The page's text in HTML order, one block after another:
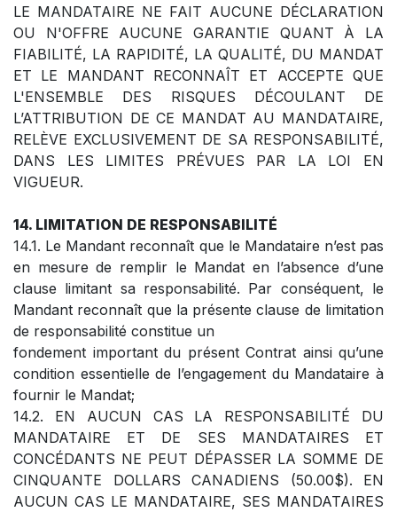
LE MANDATAIRE NE FAIT AUCUNE DÉCLARATION
OU N'OFFRE AUCUNE GARANTIE QUANT À LA
FIABILITÉ, LA RAPIDITÉ, LA QUALITÉ, DU MANDAT
ET LE MANDANT RECONNAÎT ET ACCEPTE QUE
L'ENSEMBLE DES RISQUES DÉCOULANT DE
L’ATTRIBUTION DE CE MANDAT AU MANDATAIRE,
RELÈVE EXCLUSIVEMENT DE SA RESPONSABILITÉ,
DANS LES LIMITES PRÉVUES PAR LA LOI EN
VIGUEUR.
14. LIMITATION DE RESPONSABILITÉ
14.1. Le Mandant reconnaît que le Mandataire n’est pas
en mesure de remplir le Mandat en l’absence d’une
clause limitant sa responsabilité. Par conséquent, le
Mandant reconnaît que la présente clause de limitation
de responsabilité constitue un
fondement important du présent Contrat ainsi qu’une
condition essentielle de l’engagement du Mandataire à
fournir le Mandat;
14.2. EN AUCUN CAS LA RESPONSABILITÉ DU
MANDATAIRE ET DE SES MANDATAIRES ET
CONCÉDANTS NE PEUT DÉPASSER LA SOMME DE
CINQUANTE DOLLARS CANADIENS (50.00$). EN
AUCUN CAS LE MANDATAIRE, SES MANDATAIRES